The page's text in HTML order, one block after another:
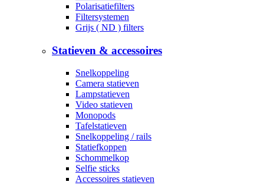
Polarisatiefilters
Filtersystemen
Grijs ( ND ) filters
Statieven & accessoires
Snelkoppeling
Camera statieven
Lampstatieven
Video statieven
Monopods
Tafelstatieven
Snelkoppeling / rails
Statiefkoppen
Schommelkop
Selfie sticks
Accessoires statieven